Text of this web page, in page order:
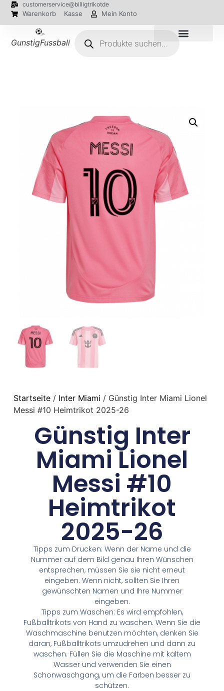
customerservice@billigtrikotde
Warenkorb Kasse Mein Konto
GunstigFussballTrikot
Startseite/ Inter Miami / Günstig Inter Miami Lionel
Messi #10 Heimtrikot 2025-26
Günstig Inter
Miami Lionel
Messi #10
Heimtrikot
2025-26
Tipps zum Drucken: Wenn der Name und die
Nummer auf dem Bild genau Ihren Wünschen
entsprechen, müssen Sie sie nicht erneut
eingeben. Wenn nicht, sollten Sie Ihren
gewünschten Namen und Ihre Nummer
eingeben.
Tipps zum Waschen: Es wird empfohlen,
Fußballtrikots von Hand zu waschen. Wenn Sie die
Waschmaschine benutzen möchten, denken Sie
daran, Fußballtrikots umzudrehen und dann zu
waschen. Füllen Sie die Maschine mit kaltem
Wasser und verwenden Sie einen
Schonwaschgang, um die Farben besser zu
schützen.